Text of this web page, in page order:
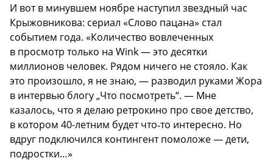
И вот в минувшем ноябре наступил звездный час
Крыжовникова: сериал «Слово пацана» стал
событием года. «Количество вовлеченных
в просмотр только на Wink — это десятки
миллионов человек. Рядом ничего не стояло. Как
это произошло, я не знаю, — разводил руками Жора
в интервью блогу „Что посмотреть“. — Мне
казалось, что я делаю ретрокино про свое детство,
в котором 40-летним будет что‑то интересно. Но
вдруг подключился контингент помоложе — дети,
подростки…»